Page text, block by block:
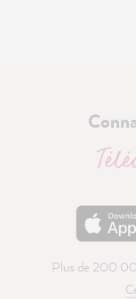
Plus de 200